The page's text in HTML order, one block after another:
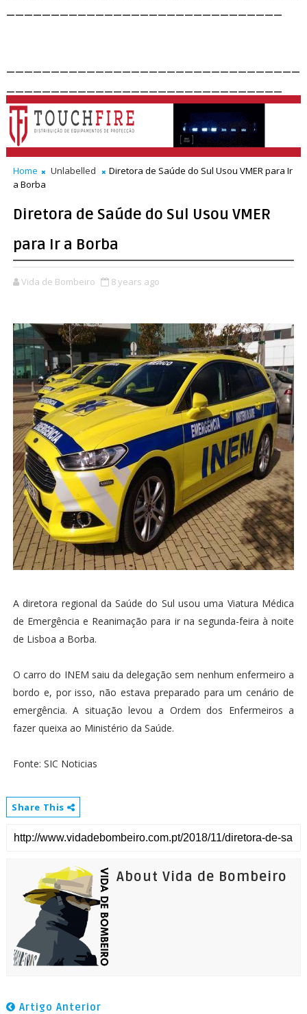
Home Unlabelled
Diretora de Saúde do Sul Usou VMER para Ir
a Borba
Diretora de Saúde do Sul Usou VMER
para Ir a Borba
Vida de Bombeiro 8 years ago
A diretora regional da Saúde do Sul usou uma Viatura Médica
de Emergência e Reanimação para ir na segunda-feira à noite
de Lisboa a Borba.
O carro do INEM saiu da delegação sem nenhum enfermeiro a
bordo e, por isso, não estava preparado para um cenário de
emergência. A situação levou a Ordem dos Enfermeiros a
fazer queixa ao Ministério da Saúde.
Fonte: SIC Noticias
Share This
About Vida de Bombeiro
Artigo Anterior